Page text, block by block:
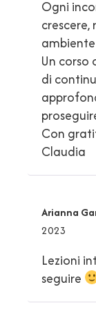
Ogni
Un corso
di
Con
Claudia
Arianna
2023
Lezioni
seguire